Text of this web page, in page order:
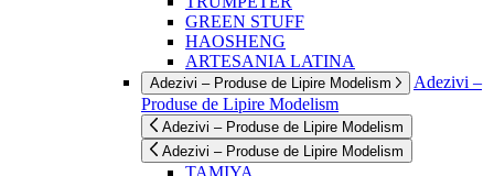
GREEN STUFF
HAOSHENG
ARTESANIA LATINA
Adezivi – Produse de Lipire Modelism
Adezivi –
Produse de Lipire Modelism
Adezivi – Produse de Lipire Modelism
Adezivi – Produse de Lipire Modelism